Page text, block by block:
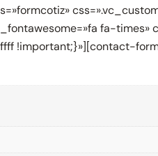
fa-times»
!important;}»][contact-